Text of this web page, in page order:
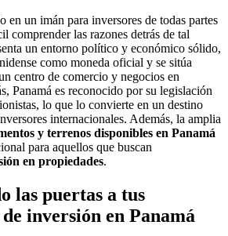
en un imán para inversores de todas partes
comprender las razones detrás de tal
un entorno político y económico sólido,
como moneda oficial y se sitúa
centro de comercio y negocios en
Panamá es reconocido por su legislación
lo que lo convierte en un destino
internacionales. Además, la amplia
y terrenos disponibles en Panamá
para aquellos que buscan
en propiedades.
las puertas a tus
inversión en Panamá